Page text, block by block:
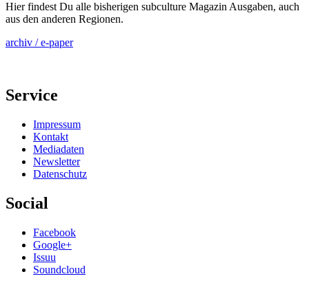
Hier findest Du alle bisherigen subculture Magazin Ausgaben, auch
aus den anderen Regionen.
archiv / e-paper
Service
Impressum
Kontakt
Mediadaten
Newsletter
Datenschutz
Social
Facebook
Google+
Issuu
Soundcloud